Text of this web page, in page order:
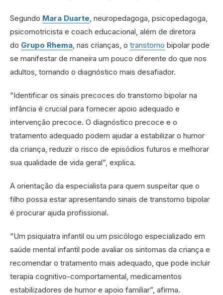
Segundo Mara Duarte , neuropedagoga, psicopedagoga,
psicomotricista e coach educacional, além de diretora
do Grupo Rhema , nas crianças, o transtorno bipolar pode
se manifestar de maneira um pouco diferente do que nos
adultos, tornando o diagnóstico mais desafiador.
“Identificar os sinais precoces do transtorno bipolar na
infância é crucial para fornecer apoio adequado e
intervenção precoce. O diagnóstico precoce e o
tratamento adequado podem ajudar a estabilizar o humor
da criança, reduzir o risco de episódios futuros e melhorar
sua qualidade de vida geral”, explica.
A orientação da especialista para quem suspeitar que o
filho possa estar apresentando sinais de transtorno bipolar
é procurar ajuda profissional.
“Um psiquiatra infantil ou um psicólogo especializado em
saúde mental infantil pode avaliar os sintomas da criança e
recomendar o tratamento mais adequado, que pode incluir
terapia cognitivo-comportamental, medicamentos
estabilizadores de humor e apoio familiar”, afirma.